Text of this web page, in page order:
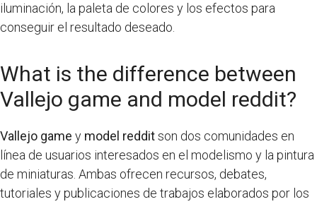
iluminación, la paleta de colores y los efectos para
conseguir el resultado deseado.
What is the difference between
Vallejo game and model reddit?
Vallejo game y model redditson dos comunidades en
línea de usuarios interesados en el modelismo y la pintura
de miniaturas. Ambas ofrecen recursos, debates,
tutoriales y publicaciones de trabajos elaborados por los